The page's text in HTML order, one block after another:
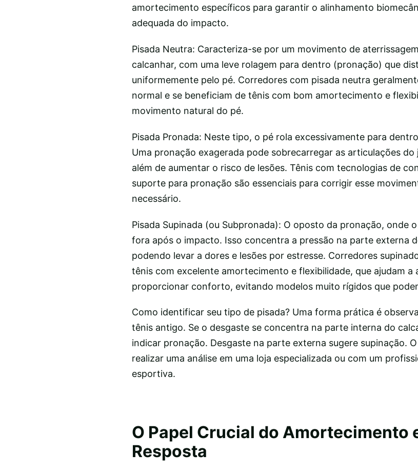
amortecimento específicos para garantir o alinhamento
adequada do impacto.
Pisada Neutra: Caracteriza-se por um movimento de
calcanhar, com uma leve rolagem para dentro (pronação) que
uniformemente pelo pé. Corredores com pisada neutra
normal e se beneficiam de tênis com bom amortecimento e
movimento natural do pé.
Pisada Pronada: Neste tipo, o pé rola excessivamente para
Uma pronação exagerada pode sobrecarregar as articulações do
além de aumentar o risco de lesões. Tênis com tecnologias de
suporte para pronação são essenciais para corrigir esse
necessário.
Pisada Supinada (ou Subpronada): O oposto da pronação, onde
fora após o impacto. Isso concentra a pressão na parte externa
podendo levar a dores e lesões por estresse. Corredores
tênis com excelente amortecimento e flexibilidade, que ajudam a
proporcionar conforto, evitando modelos muito rígidos que
Como identificar seu tipo de pisada? Uma forma prática é
tênis antigo. Se o desgaste se concentra na parte interna do
indicar pronação. Desgaste na parte externa sugere supinação.
realizar uma análise em uma loja especializada ou com um
esportiva.
O Papel Crucial do Amortecimento
Resposta